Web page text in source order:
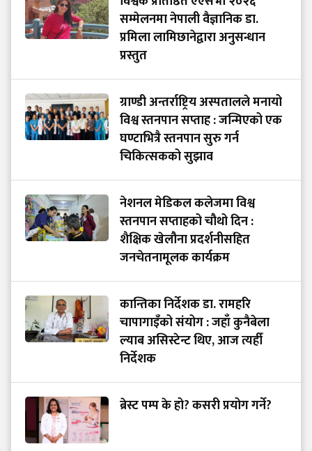
सम्मेलनमा नेपाली वैज्ञानिक डा.
प्रमिला लामिछानेद्वारा अनुसन्धान
प्रस्तुत
ग्राण्डी अन्तर्राष्ट्रिय अस्पतालले मनायो
विश्व स्तनपान सप्ताह : जन्मिएको एक
घण्टाभित्रै स्तनपान सुरु गर्न
चिकित्सकको सुझाव
नेशनल मेडिकल कलेजमा विश्व
स्तनपान सप्ताहको चौथो दिन :
शैक्षिक खेलौना प्रदर्शनीसहित
जनचेतनामूलक कार्यक्रम
कान्तिका निर्देशक डा. रामहरि
चापागाइँको संयोग : जहाँ कुनैबेला
ल्याब असिस्टेन्ट थिए, आज त्यहीँ
निर्देशक
ब्रेस्ट पम्प के हो? कसरी प्रयोग गर्ने?